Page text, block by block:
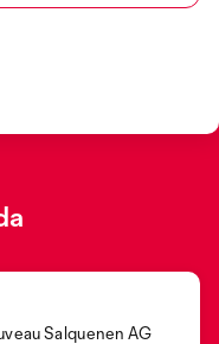
Salquenen AG